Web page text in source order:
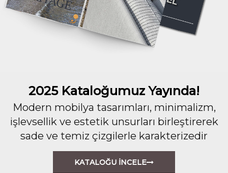
2025 Kataloğumuz Yayında!
Modern mobilya tasarımları, minimalizm,
işlevsellik ve estetik unsurları birleştirerek
sade ve temiz çizgilerle karakterizedir
KATALOĞU İNCELE